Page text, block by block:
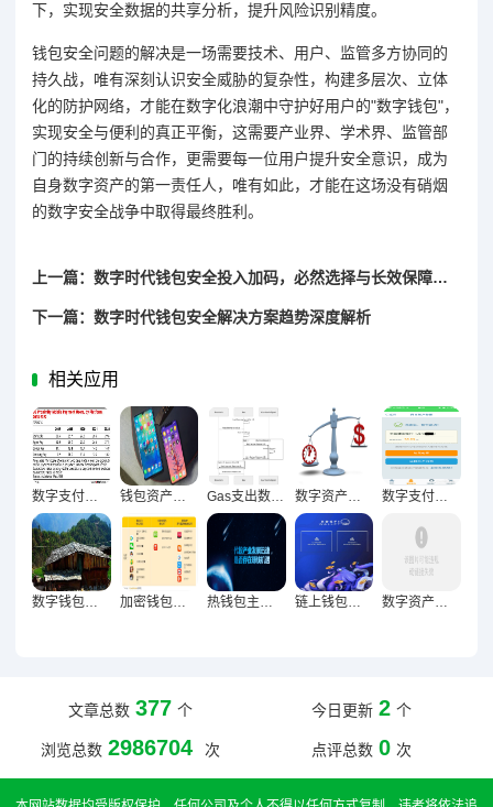
下，实现安全数据的共享分析，提升风险识别精度。
钱包安全问题的解决是一场需要技术、用户、监管多方协同的
持久战，唯有深刻认识安全威胁的复杂性，构建多层次、立体
化的防护网络，才能在数字化浪潮中守护好用户的"数字钱包"，
实现安全与便利的真正平衡，这需要产业界、学术界、监管部
门的持续创新与合作，更需要每一位用户提升安全意识，成为
自身数字资产的第一责任人，唯有如此，才能在这场没有硝烟
的数字安全战争中取得最终胜利。
上一篇：数字时代钱包安全投入加码，必然选择与长效保障之道
下一篇：数字时代钱包安全解决方案趋势深度解析
相关应用
数字钱包地址超速激增，市场变革与未来展望 加密钱包用户粘性革命，从工具属性到生态粘性的跃升进化 热钱包主导市场，冷钱包增速亮眼 链上钱包地址数量破纪录，三大动因深度剖析 数字资产避坑指南，钱包管理常见致命错误全解析
文章总数 377 个 今日更新 2 个
浏览总数 2986704 次 点评总数 0 次